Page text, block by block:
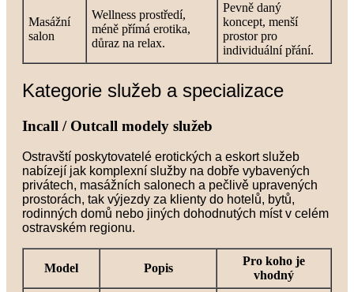
Masážní
salon
Wellness prostředí,
méně přímá erotika,
důraz na relax.
Pevně daný
koncept, menší
prostor pro
individuální přání.
Kategorie služeb a specializace
Incall / Outcall modely služeb
Ostravští poskytovatelé erotických a eskort služeb
nabízejí jak komplexní služby na dobře vybavených
privátech, masážních salonech a pečlivě upravených
prostorách, tak výjezdy za klienty do hotelů, bytů,
rodinných domů nebo jiných dohodnutých míst v celém
ostravském regionu.
Model Popis
Pro koho je
vhodný